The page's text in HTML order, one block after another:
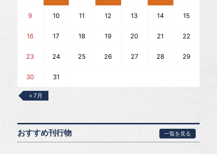
9 10 11 12 13 14 15
16 17 18 19 20 21 22
23 24 25 26 27 28 29
30 31
« 7月
おすすめ刊行物 一覧を見る